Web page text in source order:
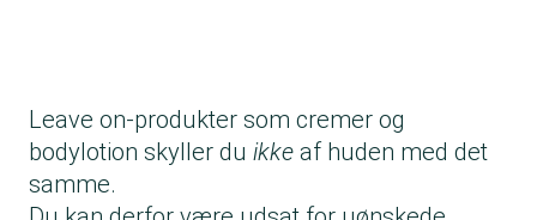
Leave on-produkter som cremer og
bodylotion skyller du ikke af huden med det
samme.